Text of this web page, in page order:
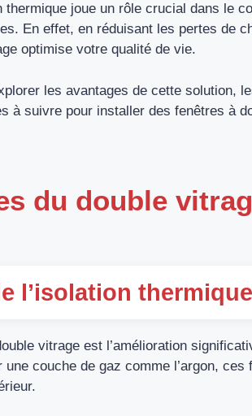
thermique joue un rôle crucial dans le
En effet, en réduisant les pertes de
optimise votre qualité de vie.
les avantages de cette solution,
à suivre pour installer des fenêtres à
du double
l’isolation thermique
vitrage est l’amélioration
couche de gaz comme l’argon,